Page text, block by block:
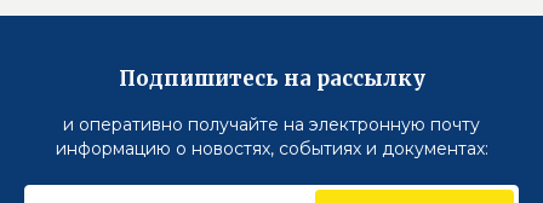
Подпишитесь на рассылку
и оперативно получайте на электронную почту
информацию о новостях, событиях и документах: